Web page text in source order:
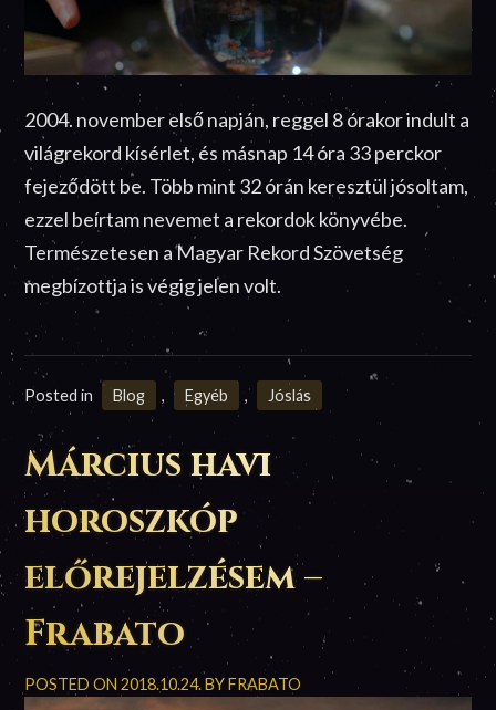
2004. november első napján, reggel 8 órakor indult a
világrekord kísérlet, és másnap 14 óra 33 perckor
fejeződött be. Több mint 32 órán keresztül jósoltam,
ezzel beírtam nevemet a rekordok könyvébe.
Természetesen a Magyar Rekord Szövetség
megbízottja is végig jelen volt.
Posted in Blog , Egyéb , Jóslás
Március havi
horoszkóp
előrejelzésem –
Frabato
POSTED ON2018.10.24.BYFRABATO